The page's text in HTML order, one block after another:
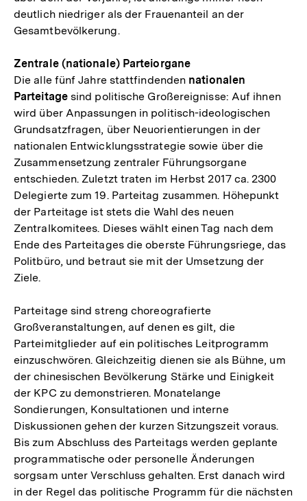
deutlich niedriger als der Frauenanteil an der
Gesamtbevölkerung.
Zentrale (nationale) Parteiorgane
Die alle fünf Jahre stattfindenden nationalen
Parteitagesind politische Großereignisse: Auf ihnen
wird über Anpassungen in politisch-ideologischen
Grundsatzfragen, über Neuorientierungen in der
nationalen Entwicklungsstrategie sowie über die
Zusammensetzung zentraler Führungsorgane
entschieden. Zuletzt traten im Herbst 2017 ca. 2300
Delegierte zum 19. Parteitag zusammen. Höhepunkt
der Parteitage ist stets die Wahl des neuen
Zentralkomitees. Dieses wählt einen Tag nach dem
Ende des Parteitages die oberste Führungsriege, das
Politbüro, und betraut sie mit der Umsetzung der
Ziele.
Parteitage sind streng choreografierte
Großveranstaltungen, auf denen es gilt, die
Parteimitglieder auf ein politisches Leitprogramm
einzuschwören. Gleichzeitig dienen sie als Bühne, um
der chinesischen Bevölkerung Stärke und Einigkeit
der KPC zu demonstrieren. Monatelange
Sondierungen, Konsultationen und interne
Diskussionen gehen der kurzen Sitzungszeit voraus.
Bis zum Abschluss des Parteitags werden geplante
programmatische oder personelle Änderungen
sorgsam unter Verschluss gehalten. Erst danach wird
in der Regel das politische Programm für die nächsten